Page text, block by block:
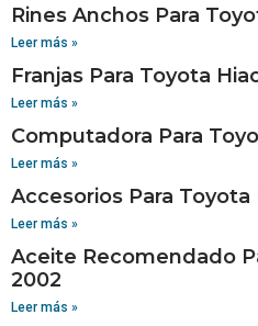
Rines Anchos Para
Leer más »
Franjas Para Toyota
Leer más »
Computadora Para
Leer más »
Accesorios Para Toyota
Leer más »
Aceite Recomendado
2002
Leer más »